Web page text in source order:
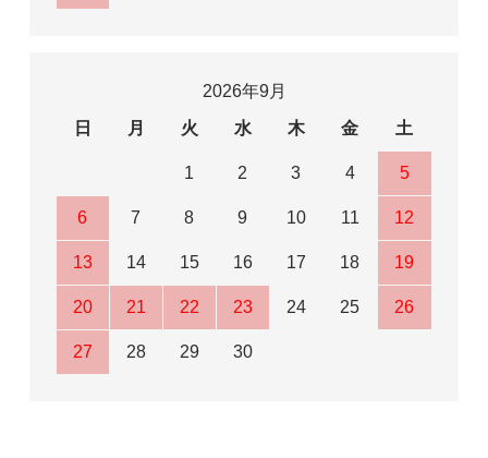
2026年9月
日
月 火 水 木 金 土
1 2 3 4 5
6 7 8 9 10 11 12
13 14 15 16 17 18 19
20 21 22 23 24 25 26
27 28 29 30